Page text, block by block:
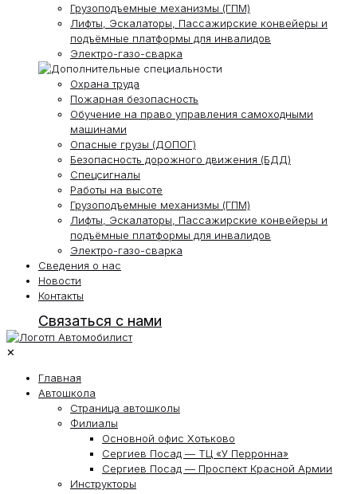
Грузоподъемные механизмы (ГПМ)
Лифты, Эскалаторы, Пассажирские конвейеры и
подъёмные платформы для инвалидов
Электро-газо-сварка
Охрана труда
Пожарная безопасность
Обучение на право управления самоходными
машинами
Опасные грузы (ДОПОГ)
Безопасность дорожного движения (БДД)
Спецсигналы
Работы на высоте
Грузоподъемные механизмы (ГПМ)
Лифты, Эскалаторы, Пассажирские конвейеры и
подъёмные платформы для инвалидов
Электро-газо-сварка
Сведения о нас
Новости
Контакты
Связаться с нами
✕
Главная
Автошкола
Страница автошколы
Филиалы
Основной офис Хотьково
Сергиев Посад — ТЦ «У Перронна»
Сергиев Посад — Проспект Красной Армии
Инструкторы